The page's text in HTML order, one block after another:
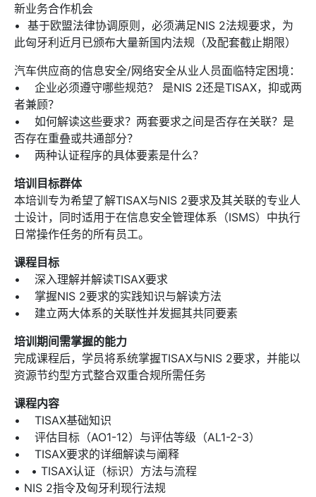
新业务合作机会
• 基于欧盟法律协调原则，必须满足NIS 2法规要求，为
此匈牙利近月已颁布大量新国内法规（及配套截止期限）
汽车供应商的信息安全/网络安全从业人员面临特定困境：
• 企业必须遵守哪些规范？ 是NIS 2还是TISAX，抑或两
者兼顾？
• 如何解读这些要求？两套要求之间是否存在关联？是
否存在重叠或共通部分？
• 两种认证程序的具体要素是什么？
培训目标群体
本培训专为希望了解TISAX与NIS 2要求及其关联的专业人
士设计，同时适用于在信息安全管理体系（ISMS）中执行
日常操作任务的所有员工。
课程目标
• 深入理解并解读TISAX要求
• 掌握NIS 2要求的实践知识与解读方法
• 建立两大体系的关联性并发掘其共同要素
培训期间需掌握的能力
完成课程后，学员将系统掌握TISAX与NIS 2要求，并能以
资源节约型方式整合双重合规所需任务
课程内容
• TISAX基础知识
• 评估目标（AO1-12）与评估等级（AL1-2-3）
• TISAX要求的详细解读与阐释
• • TISAX认证（标识）方法与流程
• NIS 2指令及匈牙利现行法规